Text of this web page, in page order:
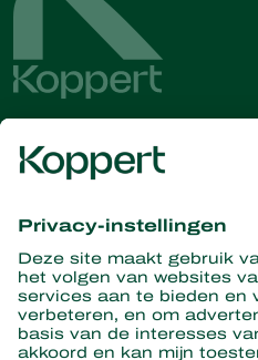
Ontvang het
informatie
Hier
Partners with Nature